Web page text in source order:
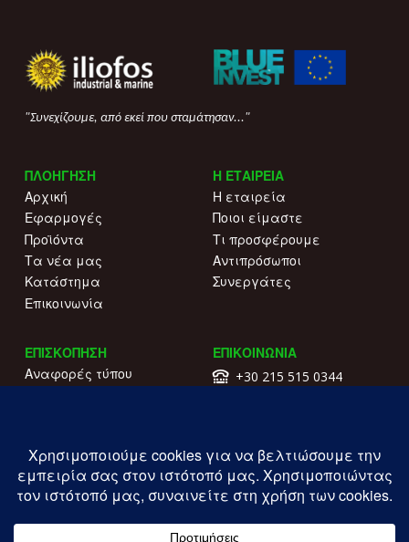
"Συνεχίζουμε, από εκεί που σταμάτησαν..."
ΠΛΟΗΓΗΣΗ
Αρχική
Εφαρμογές
Προϊόντα
Τα νέα μας
Κατάστημα
Επικοινωνία
Η ΕΤΑΙΡΕΙΑ
Η εταιρεία
Ποιοι είμαστε
Τι προσφέρουμε
Αντιπρόσωποι
Συνεργάτες
ΕΠΙΣΚΟΠΗΣΗ
Αναφορές τύπου
Πολιτική απορρήτου
ΕΠΙΚΟΙΝΩΝΙΑ
+30 215 515 0344
ΓΕΜΗ: 177203407000